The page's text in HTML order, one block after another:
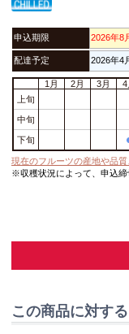
申込期限 2026年8
配達予定 2026年4
1月 2月 3月 4
上旬
中旬
下旬
現在のフルーツの産地や品
※収穫状況によって、申込締
この商品に対す